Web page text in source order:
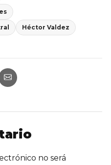
Héctor Valdez
no será